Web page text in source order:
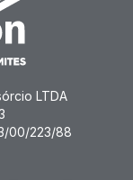
LTDA
00/223/88